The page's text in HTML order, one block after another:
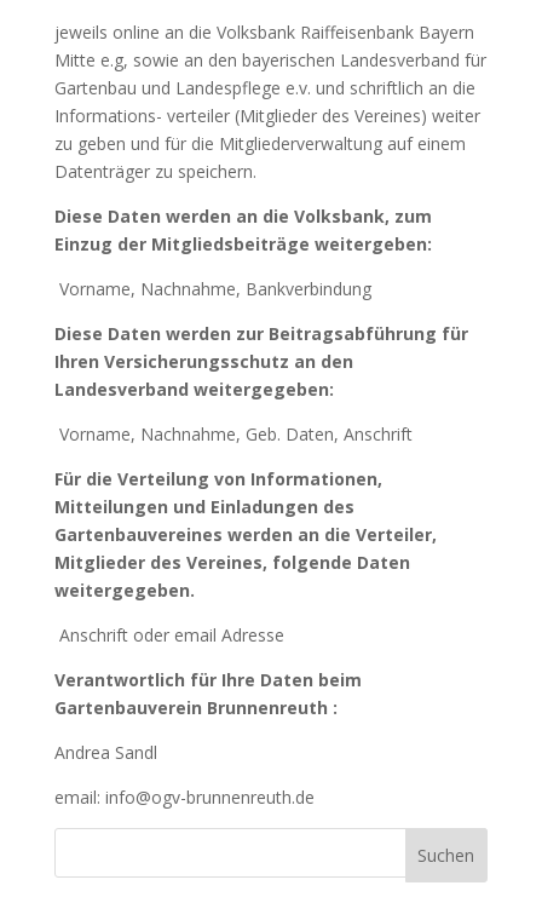
jeweils online an die Volksbank Raiffeisenbank Bayern
Mitte e.g, sowie an den bayerischen Landesverband für
Gartenbau und Landespflege e.v. und schriftlich an die
Informations- verteiler (Mitglieder des Vereines) weiter
zu geben und für die Mitgliederverwaltung auf einem
Datenträger zu speichern.
Diese Daten werden an die Volksbank, zum
Einzug der Mitgliedsbeiträge weitergeben:
Vorname, Nachnahme, Bankverbindung
Diese Daten werden zur Beitragsabführung für
Ihren Versicherungsschutz an den
Landesverband weitergegeben:
Vorname, Nachnahme, Geb. Daten, Anschrift
Für die Verteilung von Informationen,
Mitteilungen und Einladungen des
Gartenbauvereines werden an die Verteiler,
Mitglieder des Vereines, folgende Daten
weitergegeben.
Anschrift oder email Adresse
Verantwortlich für Ihre Daten beim
Gartenbauverein Brunnenreuth :
Andrea Sandl
email: info@ogv-brunnenreuth.de
Suchen